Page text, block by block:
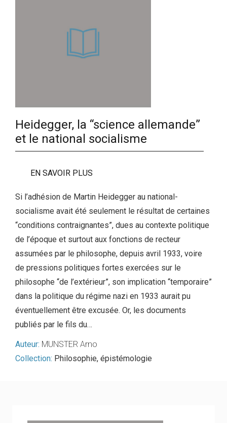
Heidegger, la “science allemande”
et le national socialisme
EN SAVOIR PLUS
Si l’adhésion de Martin Heidegger au national-
socialisme avait été seulement le résultat de certaines
“conditions contraignantes”, dues au contexte politique
de l’époque et surtout aux fonctions de recteur
assumées par le philosophe, depuis avril 1933, voire
de pressions politiques fortes exercées sur le
philosophe “de l’extérieur”, son implication “temporaire”
dans la politique du régime nazi en 1933 aurait pu
éventuellement être excusée. Or, les documents
publiés par le fils du…
Auteur: MUNSTER Arno
Collection: Philosophie, épistémologie